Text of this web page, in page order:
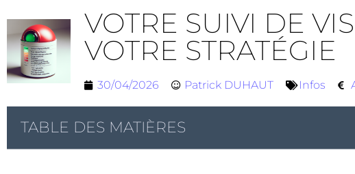
VOTRE SUIVI DE
VOTRE STRATÉGIE
30/04/2026 Patrick DUHAUT Infos
TABLE DES MATIÈRES